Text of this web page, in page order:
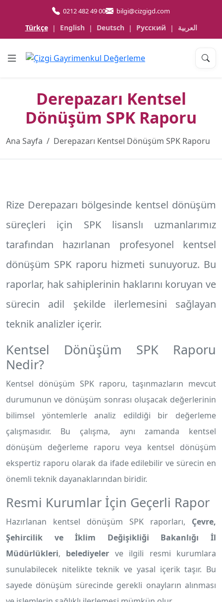
0212 482 49 00 bilgi@cizgigd.com
Türkçe | English | Deutsch | Русский | العربية
Derepazarı Kentsel
Dönüşüm SPK Raporu
Ana Sayfa Derepazarı Kentsel Dönüşüm SPK Raporu
Rize Derepazarı bölgesinde kentsel dönüşüm
süreçleri için SPK lisanslı uzmanlarımız
tarafından hazırlanan profesyonel kentsel
dönüşüm SPK raporu hizmeti sunuyoruz. Bu
raporlar, hak sahiplerinin haklarını koruyan ve
sürecin adil şekilde ilerlemesini sağlayan
teknik analizler içerir.
Kentsel Dönüşüm SPK Raporu
Nedir?
Kentsel dönüşüm SPK raporu, taşınmazların mevcut
durumunun ve dönüşüm sonrası oluşacak değerlerinin
bilimsel yöntemlerle analiz edildiği bir değerleme
çalışmasıdır. Bu çalışma, aynı zamanda kentsel
dönüşüm değerleme raporu veya kentsel dönüşüm
ekspertiz raporu olarak da ifade edilebilir ve sürecin en
önemli teknik dayanaklarından biridir.
Resmi Kurumlar İçin Geçerli Rapor
Hazırlanan kentsel dönüşüm SPK raporları, Çevre,
Şehircilik ve İklim Değişikliği Bakanlığı İl
Müdürlükleri, belediyeler ve ilgili resmi kurumlara
sunulabilecek nitelikte teknik ve yasal içerik taşır. Bu
sayede dönüşüm sürecinde gerekli onayların alınması